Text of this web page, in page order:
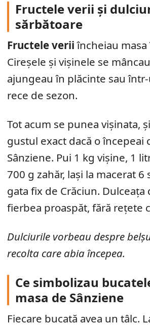
Fructele verii și
sărbătoare
Fructele veriiîncheiau
Cireșele și vișinele se
ajungeau în plăcinte sau
rece de sezon.
Tot acum se punea vișinata,
gustul exact dacă o începeai
Sânziene. Pui 1 kg vișine, 1
700 g zahăr, lași la macerat 6
gata fix de Crăciun. Dulceața
fierbea proaspăt, fără rețete
Dulciurile vorbeau despre
recolta care abia începea.
Ce simbolizau
masa de Sânziene
Fiecare bucată avea un tâlc.